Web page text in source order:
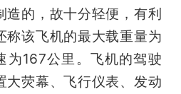
造的，故十分轻便，有利
称该飞机的最大载重量为
为167公里。飞机的驾驶
大荧幕、飞行仪表、发动